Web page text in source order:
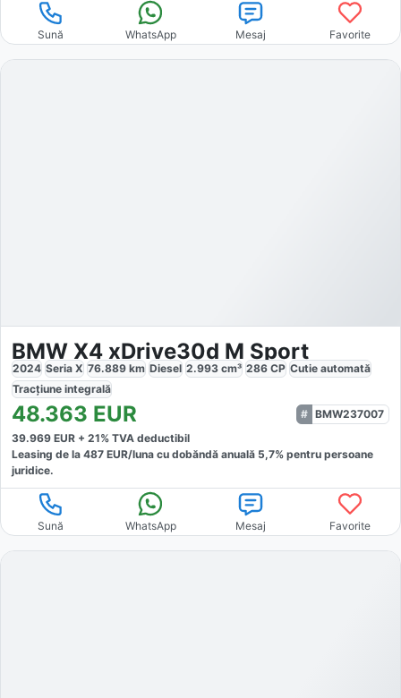
Sună WhatsApp Mesaj Favorite
BMW X4 xDrive30d M Sport
2024 Seria X 76.889 km Diesel 2.993 cm³ 286 CP Cutie automată
Tracțiune integrală
48.363 EUR
BMW237007
39.969 EUR + 21% TVA deductibil
Leasing de la 487 EUR/luna cu dobăndă anuală 5,7% pentru persoane
juridice.
Sună WhatsApp Mesaj Favorite